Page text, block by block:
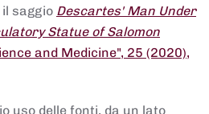
saggio Descartes' Man Under
Statue of Salomon
and Medicine", 25 (2020),
uso delle fonti, da un lato